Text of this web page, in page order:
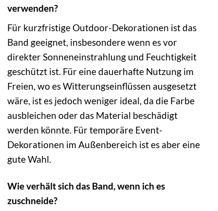
verwenden?
Für kurzfristige Outdoor-Dekorationen ist das
Band geeignet, insbesondere wenn es vor
direkter Sonneneinstrahlung und Feuchtigkeit
geschützt ist. Für eine dauerhafte Nutzung im
Freien, wo es Witterungseinflüssen ausgesetzt
wäre, ist es jedoch weniger ideal, da die Farbe
ausbleichen oder das Material beschädigt
werden könnte. Für temporäre Event-
Dekorationen im Außenbereich ist es aber eine
gute Wahl.
Wie verhält sich das Band, wenn ich es
zuschneide?